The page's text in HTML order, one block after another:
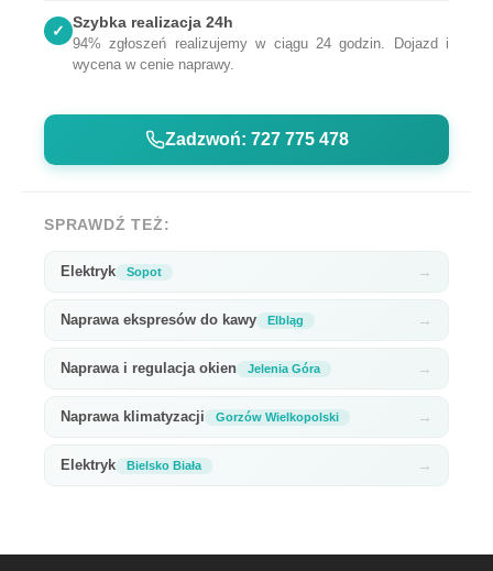
✓ Szybka realizacja 24h
94% zgłoszeń realizujemy w ciągu 24 godzin. Dojazd i
wycena w cenie naprawy.
Zadzwoń: 727 775 478
SPRAWDŹ TEŻ:
Elektryk Sopot →
Naprawa ekspresów do kawy Elbląg →
Naprawa i regulacja okien Jelenia Góra →
Naprawa klimatyzacji Gorzów Wielkopolski →
Elektryk Bielsko Biała →